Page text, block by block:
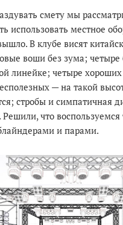
смету мы
использовать местное
В клубе висят
воши без зума; четыре
линейке; четыре хороших
— на такой
стробы и симпатичная
что воспользуемся
и парами.